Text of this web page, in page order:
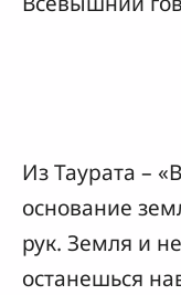
Из Таурата –
основание
рук. Земля и
останешься